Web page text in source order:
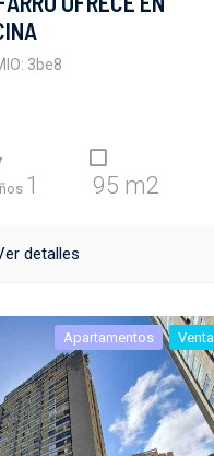
3be8
1 95 m2
detalles
Apartamentos Venta